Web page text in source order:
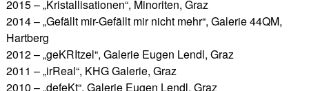
2015 – „Kristallisationen“, Minoriten, Graz
2014 – „Gefällt mir-Gefällt mir nicht mehr“, Galerie 44QM,
Hartberg
2012 – „geKRItzel“, Galerie Eugen Lendl, Graz
2011 – „irReal“, KHG Galerie, Graz
2010 – „defeKt“, Galerie Eugen Lendl, Graz